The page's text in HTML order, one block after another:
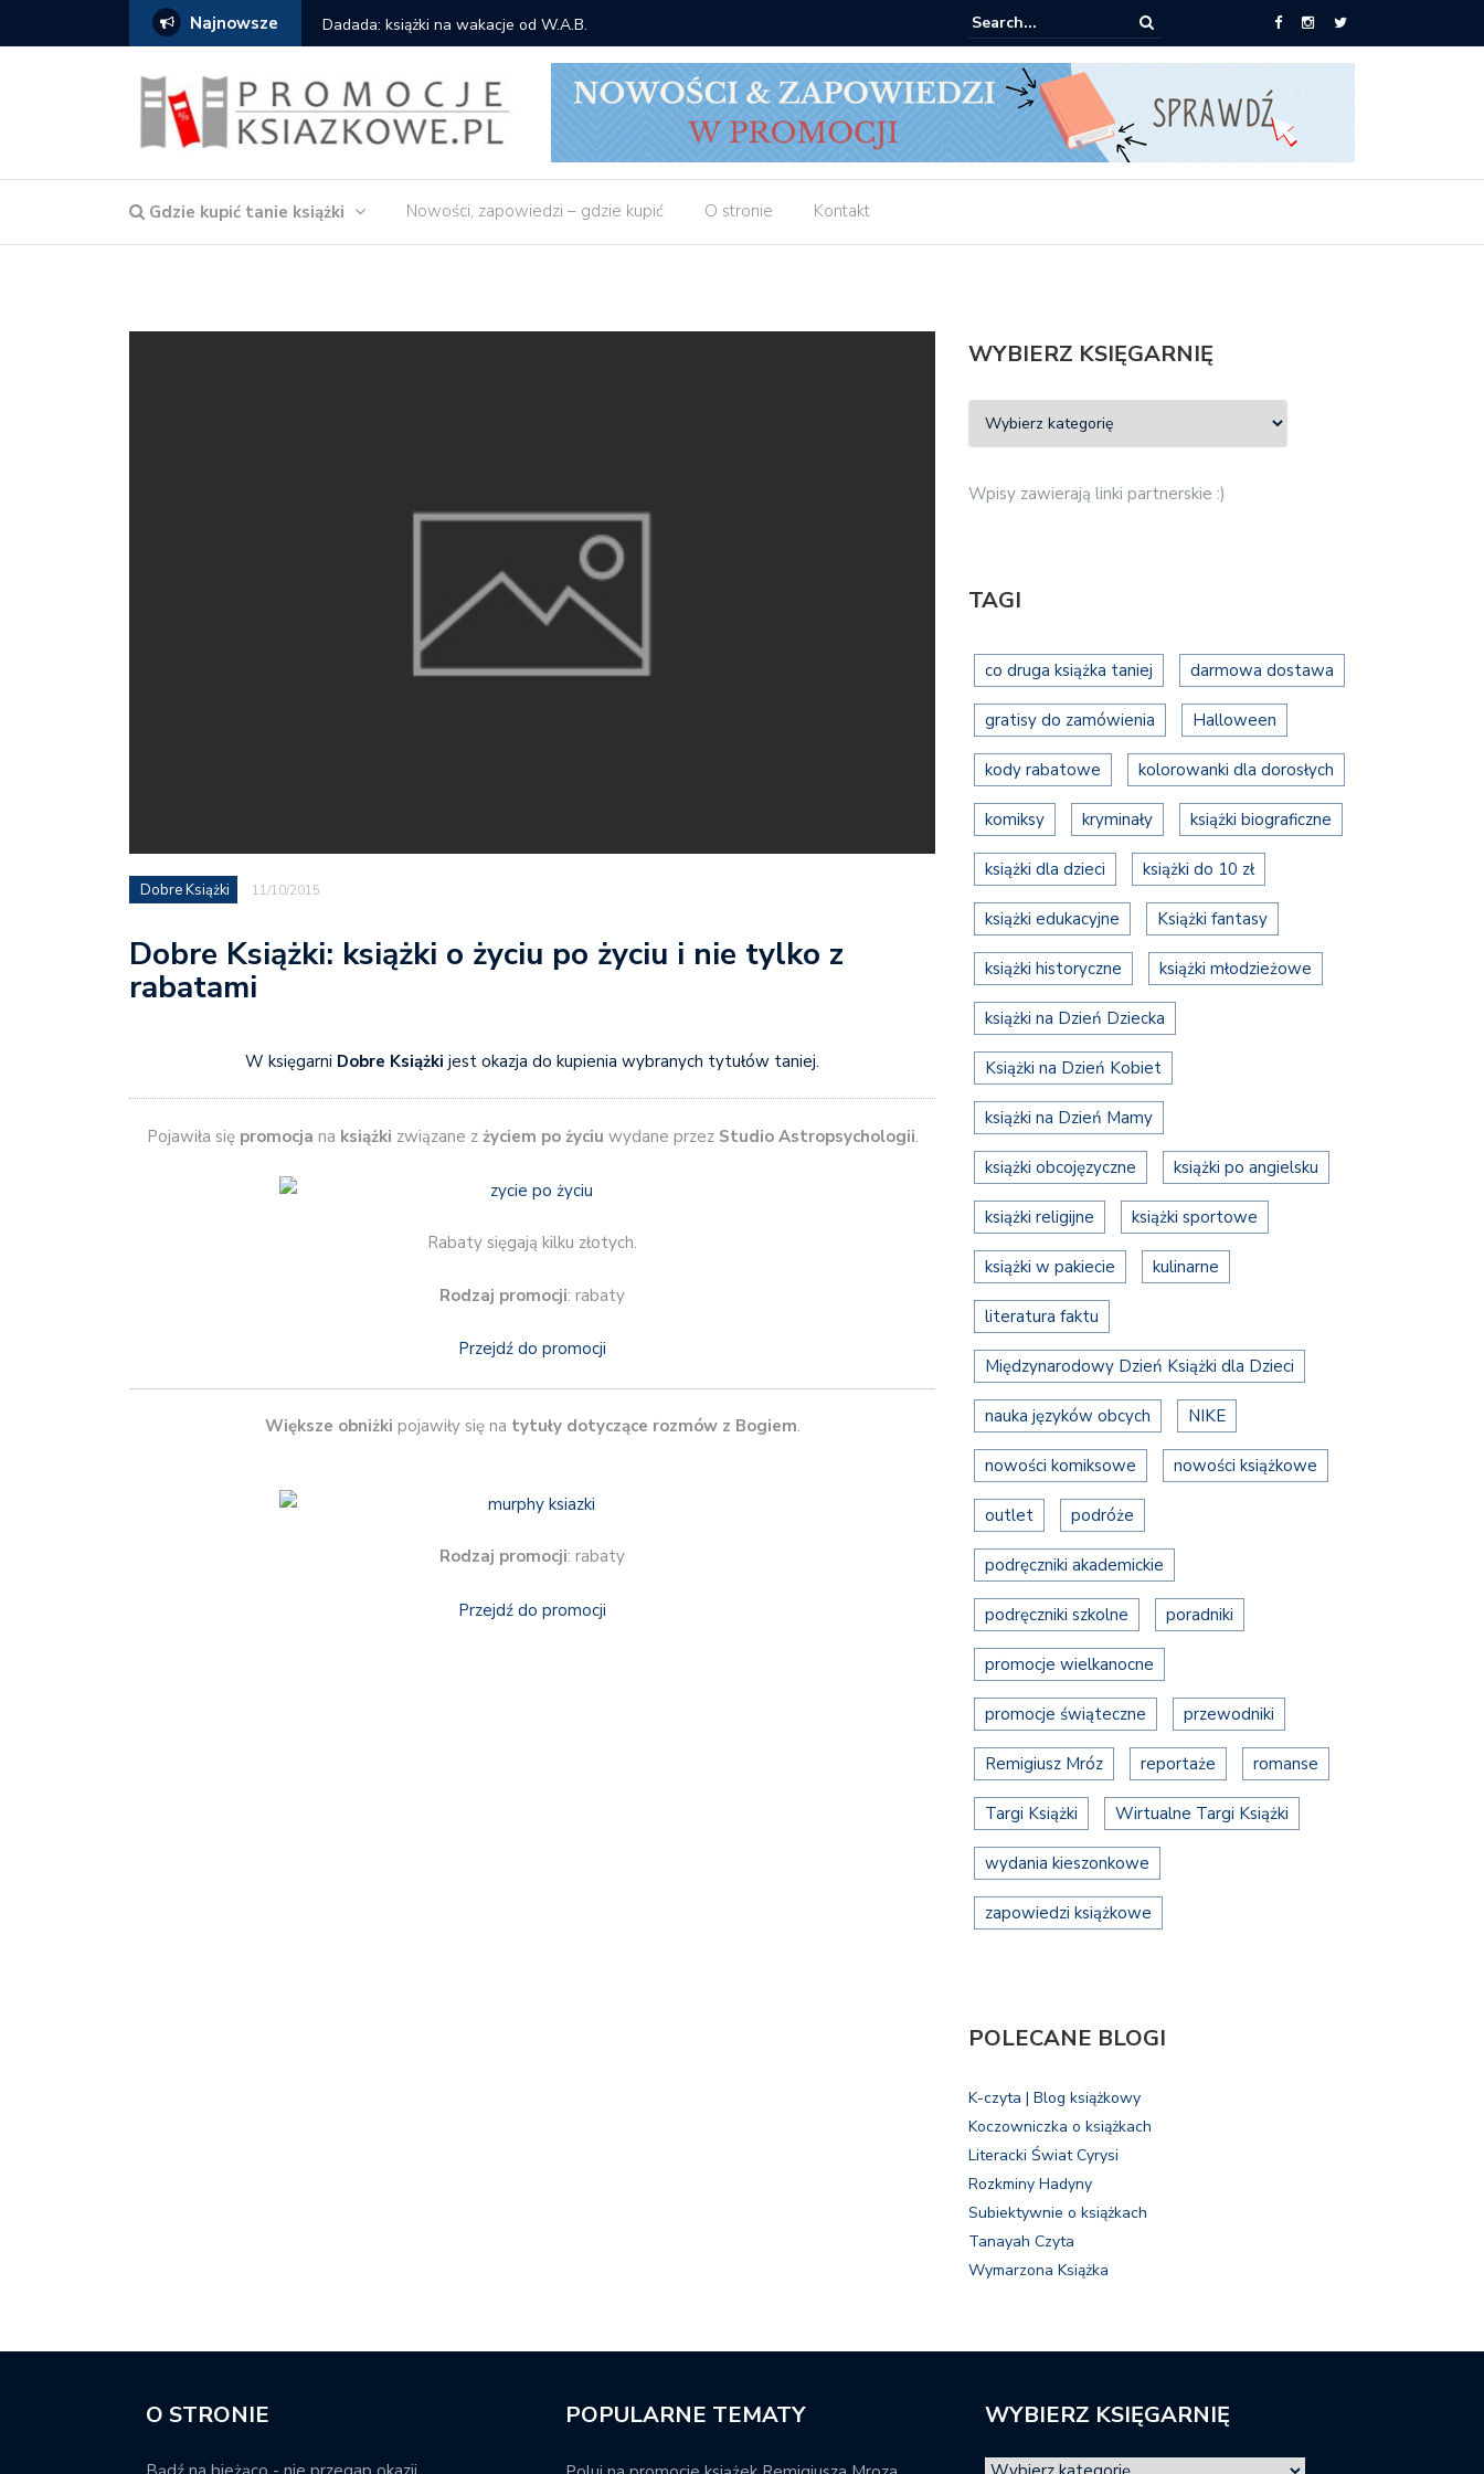
Najnowsze Dadada: książki na wakacje od W.A.B. Gdzie kupić: Mieczysław Gorzka – Copycat
Gdzie kupić tanie książki Nowości, zapowiedzi – gdzie kupić O stronie Kontakt
Dobre Książki 11/10/2015
Dobre Książki: książki o życiu po życiu i nie tylko z
rabatami
W księgarni Dobre Książki jest okazja do kupienia wybranych tytułów taniej.
Pojawiła siępromocja na książki związane zżyciem po życiu wydane przez Studio Astropsychologii.
Rabaty sięgają kilku złotych.
Rodzaj promocji: rabaty
Przejdź do promocji
Większe obniżki pojawiły się na tytuły dotyczące rozmów z Bogiem.
Rodzaj promocji: rabaty
Przejdź do promocji
WYBIERZ KSIĘGARNIĘ
Wpisy zawierają linki partnerskie :)
TAGI
co druga książka taniej darmowa dostawa
gratisy do zamówienia Halloween
kody rabatowe kolorowanki dla dorosłych
komiksy kryminały książki biograficzne
książki dla dzieci książki do 10 zł
książki edukacyjne Książki fantasy
książki historyczne książki młodzieżowe
książki na Dzień Dziecka
Książki na Dzień Kobiet
książki na Dzień Mamy
książki obcojęzyczne książki po angielsku
książki religijne książki sportowe
książki w pakiecie kulinarne
literatura faktu
Międzynarodowy Dzień Książki dla Dzieci
nauka języków obcych NIKE
nowości komiksowe nowości książkowe
outlet podróże
podręczniki akademickie
podręczniki szkolne poradniki
promocje wielkanocne
promocje świąteczne przewodniki
Remigiusz Mróz reportaże romanse
Targi Książki Wirtualne Targi Książki
wydania kieszonkowe
zapowiedzi książkowe
POLECANE BLOGI
K-czyta | Blog książkowy
Koczowniczka o książkach
Literacki Świat Cyrysi
Rozkminy Hadyny
Subiektywnie o książkach
Tanayah Czyta
Wymarzona Książka
O STRONIE POPULARNE TEMATY WYBIERZ KSIĘGARNIĘ